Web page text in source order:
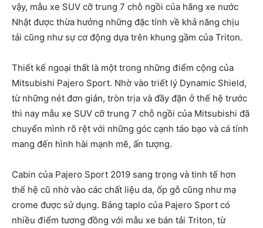
vậy, mẫu xe SUV cỡ trung 7 chỗ ngồi của hãng xe nước
Nhật được thừa hưởng những đặc tính về khả năng chịu
tải cũng như sự cơ động dựa trên khung gầm của Triton.
Thiết kế ngoại thất là một trong những điểm cộng của
Mitsubishi Pajero Sport. Nhờ vào triết lý Dynamic Shield,
từ những nét đơn giản, tròn trịa và đầy đặn ở thế hệ trước
thì nay mẫu xe SUV cỡ trung 7 chỗ ngồi của Mitsubishi đã
chuyển mình rõ rệt với những góc cạnh táo bạo và cá tính
mang đến hình hài mạnh mẽ, ấn tượng.
Cabin của Pajero Sport 2019 sang trọng và tinh tế hơn
thế hệ cũ nhờ vào các chất liệu da, ốp gỗ cũng như mạ
crome được sử dụng. Bảng taplo của Pajero Sport có
nhiều điểm tương đồng với mẫu xe bán tải Triton, từ